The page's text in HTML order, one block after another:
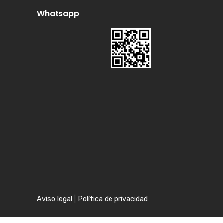
Whatsapp
Aviso legal Política de privacidad